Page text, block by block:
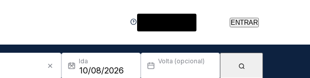
ENTRAR
Ida Volta (opcional)